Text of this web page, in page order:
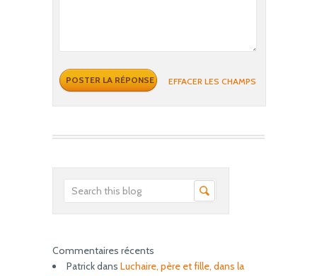
EFFACER LES CHAMPS
Commentaires récents
Patrickdans Luchaire, père et fille, dans la